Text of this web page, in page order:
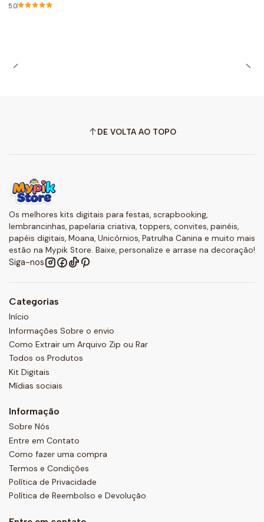
5.0
DE VOLTA AO TOPO
Os melhores kits digitais para festas, scrapbooking,
lembrancinhas, papelaria criativa, toppers, convites, painéis,
papéis digitais, Moana, Unicórnios, Patrulha Canina e muito mais
estão na Mypik Store. Baixe, personalize e arrase na decoração!
Siga-nos
Categorias
Início
Informações Sobre o envio
Como Extrair um Arquivo Zip ou Rar
Todos os Produtos
Kit Digitais
Mídias sociais
Informação
Sobre Nós
Entre em Contato
Como fazer uma compra
Termos e Condições
Política de Privacidade
Política de Reembolso e Devolução